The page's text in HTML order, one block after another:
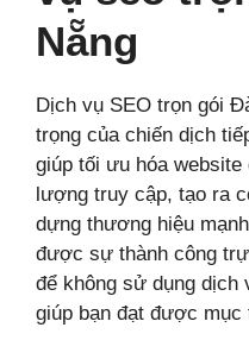
Nẵng
Dịch vụ SEO trọn gói
trọng của chiến dịch
giúp tối ưu hóa
lượng truy cập, tạo ra
dựng thương hiệu
được sự thành công
để không sử dụng dịch
giúp bạn đạt được mục